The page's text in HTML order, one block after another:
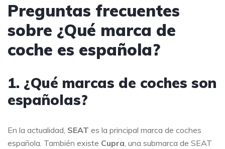
Preguntas frecuentes
sobre ¿Qué marca de
coche es española?
1. ¿Qué marcas de coches son
españolas?
En la actualidad, SEAT es la principal marca de coches
española. También existe Cupra, una submarca de SEAT